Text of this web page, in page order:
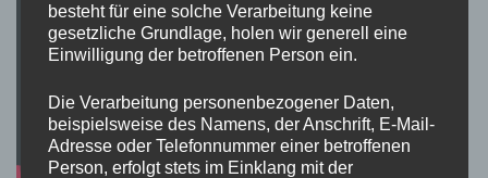
besteht für eine solche Verarbeitung keine
gesetzliche Grundlage, holen wir generell eine
Einwilligung der betroffenen Person ein.
Die Verarbeitung personenbezogener Daten,
beispielsweise des Namens, der Anschrift, E-Mail-
Adresse oder Telefonnummer einer betroffenen
Person, erfolgt stets im Einklang mit der